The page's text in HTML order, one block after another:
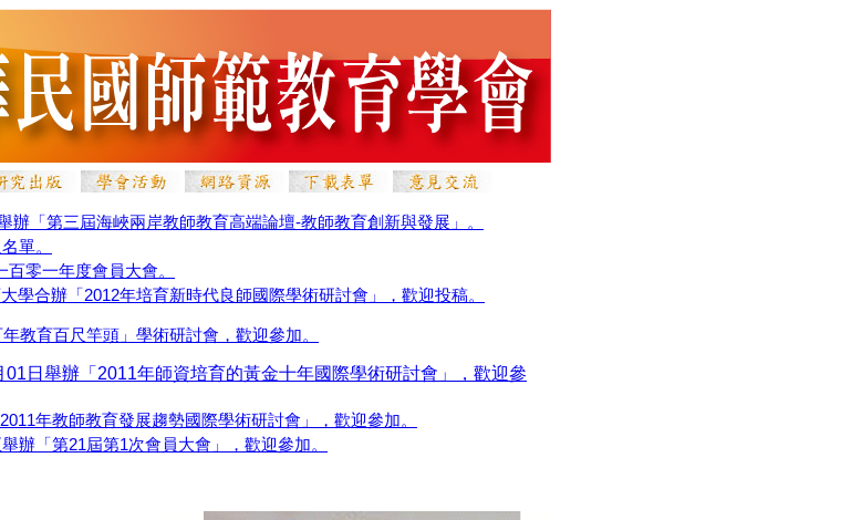
「第三屆海峽兩岸教師教育高端論壇-教師教育創新與發展」。
單。
零一年度會員大會。
學合辦「2012年培育新時代良師國際學術研討會」，歡迎投稿。
教育百尺竿頭」學術研討會，歡迎參加。
日舉辦「2011年師資培育的黃金十年國際學術研討會」，歡迎參
年教師教育發展趨勢國際學術研討會」，歡迎參加。
辦「第21屆第1次會員大會」，歡迎參加。